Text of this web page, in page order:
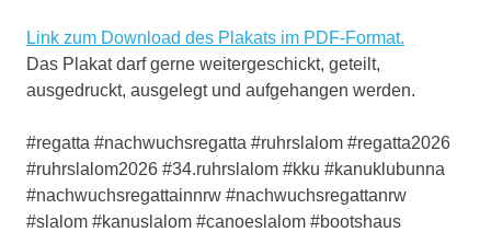
Link zum Download des Plakats im PDF-Format.
Das Plakat darf gerne weitergeschickt, geteilt,
ausgedruckt, ausgelegt und aufgehangen werden.
#regatta #nachwuchsregatta #ruhrslalom #regatta2026
#ruhrslalom2026 #34.ruhrslalom #kku #kanuklubunna
#nachwuchsregattainnrw #nachwuchsregattanrw
#slalom #kanuslalom #canoeslalom #bootshaus